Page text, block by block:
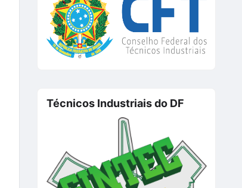
Técnicos Industriais do DF